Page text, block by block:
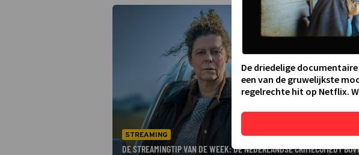
STREAMING
DE STREAMINGTIP VAN DE WEEK: DE NEDERLANDSE CRIMECOMEDY
De driedelige documentaire
een van de gruwelijkste
regelrechte hit op Netflix.